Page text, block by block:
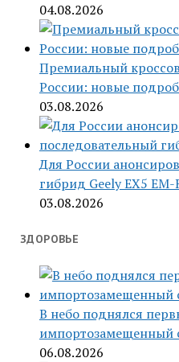
04.08.2026
Премиальный
России: новые
03.08.2026
Для России
гибрид Geely EX5 EM-
03.08.2026
ЗДОРОВЬЕ
В небо поднялся
импортозамещенный
06.08.2026